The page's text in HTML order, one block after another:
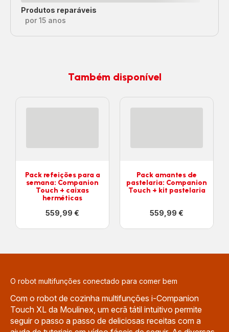
Produtos reparáveis
por 15 anos
Também disponível
Pack refeições para a
semana: Companion
Touch + caixas
herméticas
559,99 €
mais
Pack
semana:
Touch
caixas
herméticas
-
Pack amantes de
pastelaria: Companion
Touch + kit pastelaria
559,99 €
mais
Pack
Companion
+
kit
pastelaria
-
559,99 €
O robot multifunções conectado para comer bem
Com o robot de cozinha multifunções i-Companion
Touch XL da Moulinex, um ecrã tátil intuitivo permite
seguir o passo a passo de deliciosas receitas com a